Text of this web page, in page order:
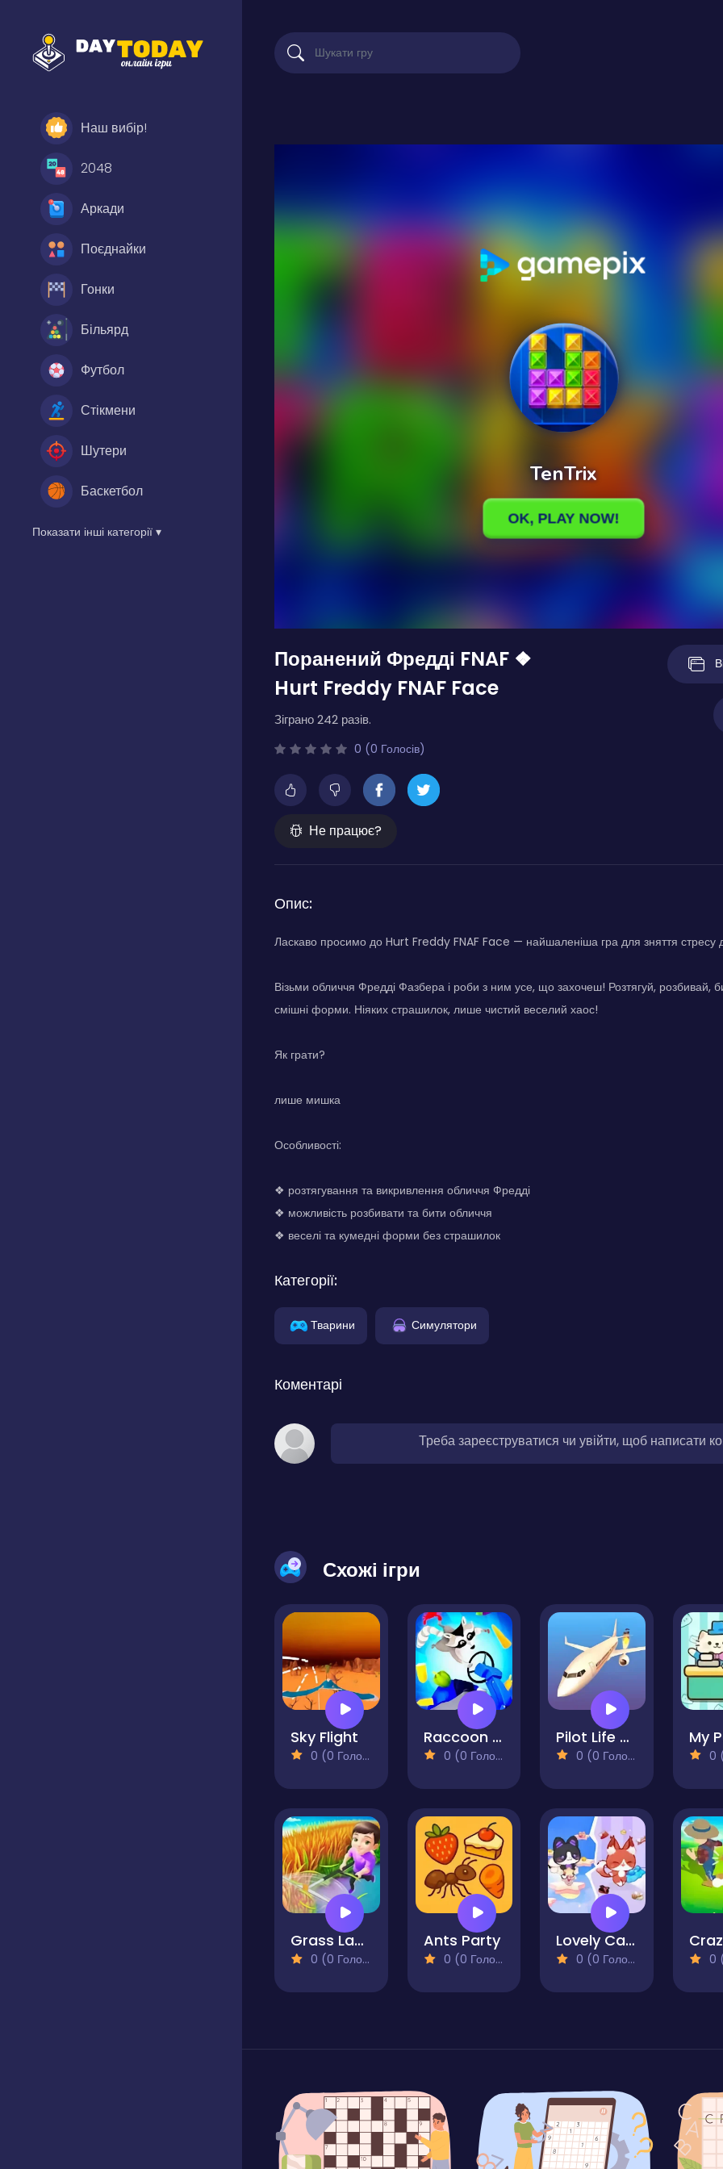
Наш вибір!
2048
Аркади
Поєднайки
Гонки
Більярд
Футбол
Стікмени
Шутери
Баскетбол
Показати інші категорії ▾
Поранений Фредді FNAF ❖
Hurt Freddy FNAF Face
Зіграно 242 разів.
0 (0 Голосів)
Не працює?
Опис:
Ласкаво просимо до Hurt Freddy FNAF Face — найшаленіша гра для зняття стресу
Візьми обличчя Фредді Фазбера і роби з ним усе, що захочеш! Розтягуй, розбивай,
смішні форми. Ніяких страшилок, лише чистий веселий хаос!
Як грати?
лише мишка
Особливості:
❖ розтягування та викривлення обличчя Фредді
❖ можливість розбивати та бити обличчя
❖ веселі та кумедні форми без страшилок
Категорії:
Тварини Симулятори
Коментарі
Треба зареєструватися чи увійти, щоб написати
Схожі ігри
Sky Flight
0 (0 Голосів)
Raccoon Retail
0 (0 Голосів)
Pilot Life - Flight Game 3D
0 (0 Голосів) 0
Grass Land
0 (0 Голосів)
Ants Party
0 (0 Голосів)
Lovely Cat Pet Life
0 (0 Голосів) 0